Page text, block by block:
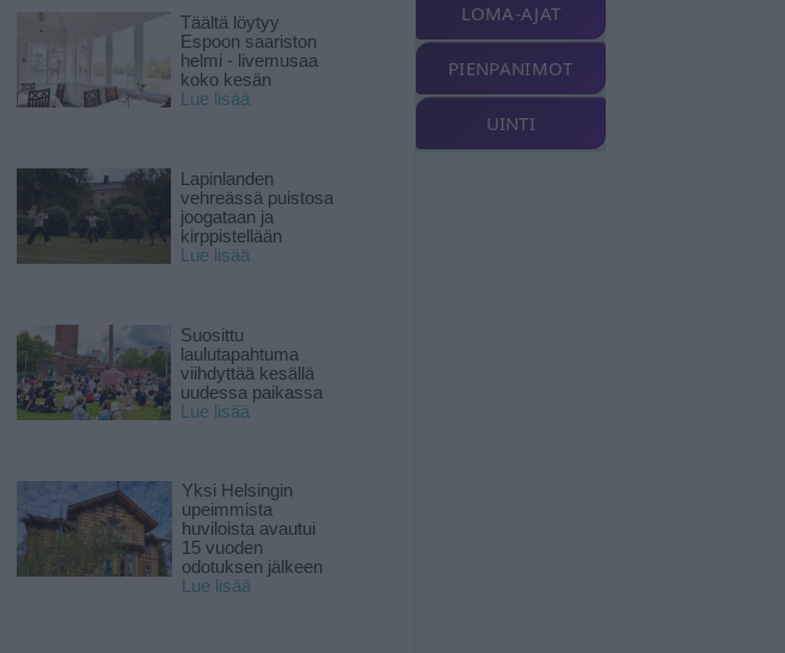
Täältä löytyy
Espoon saariston
helmi - livemusaa
koko kesän
Lue lisää
Lapinlanden
vehreässä puistosa
joogataan ja
kirppistellään
Lue lisää
Suosittu
laulutapahtuma
viihdyttää kesällä
uudessa paikassa
Lue lisää
Yksi Helsingin
upeimmista
huviloista avautui
15 vuoden
odotuksen jälkeen
Lue lisää
LOMA-AJAT
PIENPANIMOT
UINTI